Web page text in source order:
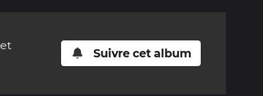
Suivre cet album